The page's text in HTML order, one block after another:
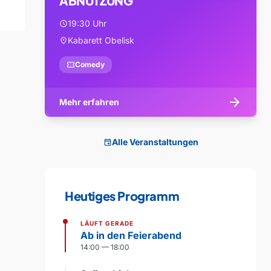
schedule19:30 Uhr
location_onKabarett Obelisk
confirmation_numberComedy
Mehr erfahren arrow_forward
eventAlle Veranstaltungen
Heutiges Programm
LÄUFT GERADE
Ab in den Feierabend
14:00 — 18:00